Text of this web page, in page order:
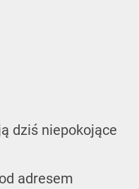
dziś niepokojące
adresem